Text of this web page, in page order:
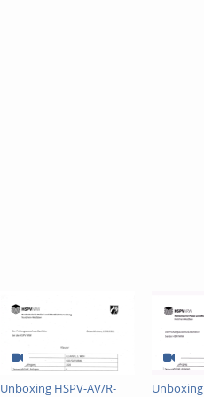
Unboxing HSPV-AV/R-
Unboxing